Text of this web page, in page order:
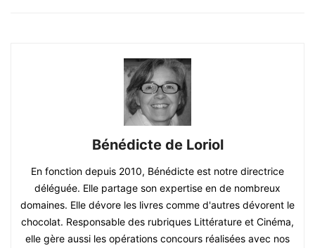
Bénédicte de Loriol
En fonction depuis 2010, Bénédicte est notre directrice
déléguée. Elle partage son expertise en de nombreux
domaines. Elle dévore les livres comme d'autres dévorent le
chocolat. Responsable des rubriques Littérature et Cinéma,
elle gère aussi les opérations concours réalisées avec nos